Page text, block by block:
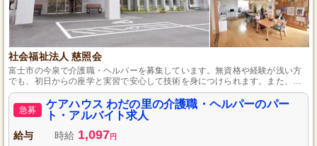
社会福祉法人 慈照会
富士市の今泉で介護職・ヘルパーを募集しています。無資格や経験が浅い方
でも、初日からの座学と実習で安心して技術を身につけられます。また、ス
タッフ間の仲の良さと長く働く人が多い環境は、快適な職場作りに貢献して
います。勤務時間の相談にも柔軟に対応するので、子育て中の方も気軽にご
相談ください。
急募
ケアハウス わだの里の介護職・ヘルパーのパー
ト・アルバイト求人
給与 時給 1,097円